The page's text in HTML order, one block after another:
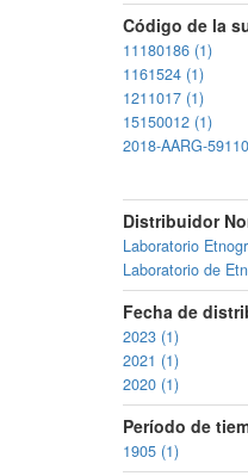
Código de la
11180186 (1)
1161524 (1)
1211017 (1)
15150012 (1)
2018-AARG-
Distribuidor
Laboratorio
Laboratorio de
Fecha de
2023 (1)
2021 (1)
2020 (1)
Período de
1905 (1)